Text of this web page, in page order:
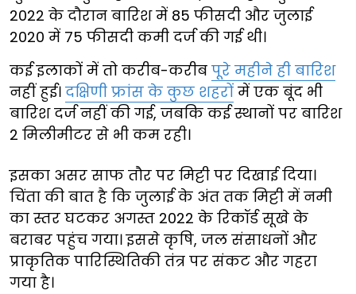
2022 के दौरान बारिश में 85 फीसदी और जुलाई
2020 में 75 फीसदी कमी दर्ज की गई थी।
कई इलाकों में तो करीब-करीब पूरे महीने ही बारिश
नहीं हुई। दक्षिणी फ्रांस के कुछ शहरों में एक बूंद भी
बारिश दर्ज नहीं की गई, जबकि कई स्थानों पर बारिश
2 मिलीमीटर से भी कम रही।
इसका असर साफ तौर पर मिट्टी पर दिखाई दिया।
चिंता की बात है कि जुलाई के अंत तक मिट्टी में नमी
का स्तर घटकर अगस्त 2022 के रिकॉर्ड सूखे के
बराबर पहुंच गया। इससे कृषि, जल संसाधनों और
प्राकृतिक पारिस्थितिकी तंत्र पर संकट और गहरा
गया है।